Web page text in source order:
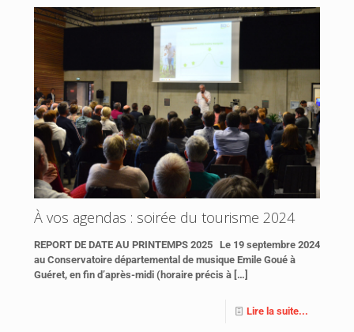
À vos agendas : soirée du tourisme 2024
REPORT DE DATE AU PRINTEMPS 2025 Le 19 septembre 2024
au Conservatoire départemental de musique Emile Goué à
Guéret, en fin d’après-midi (horaire précis à […]
Lire la suite...